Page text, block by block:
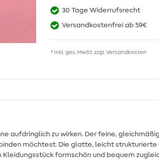
30 Tage Widerrufsrecht
Versandkostenfrei ab 59€
* inkl. ges. MwSt. zzgl.Versandkosten
aufdringlich zu wirken. Der feine,
möchtest. Die glatte, leicht
formschön und bequem